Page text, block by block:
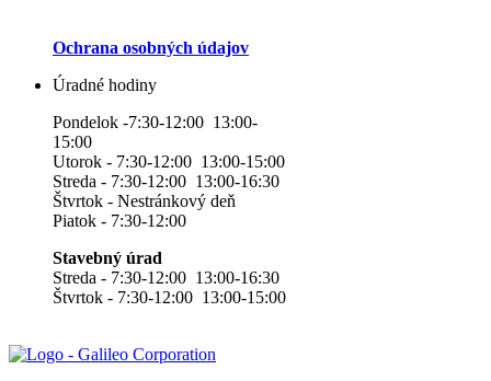
Ochrana osobných údajov
Úradné hodiny
Pondelok -7:30-12:00 13:00-
15:00
Utorok - 7:30-12:00 13:00-15:00
Streda - 7:30-12:00 13:00-16:30
Štvrtok - Nestránkový deň
Piatok - 7:30-12:00
Stavebný úrad
Streda - 7:30-12:00 13:00-16:30
Štvrtok - 7:30-12:00 13:00-15:00